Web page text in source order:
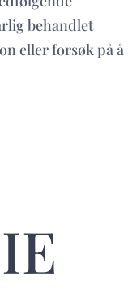
behandlet
eller forsøk på å